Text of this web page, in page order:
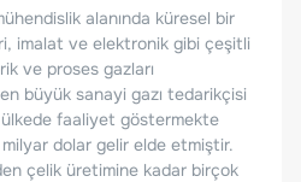
alanında küresel bir
imalat ve elektronik gibi çeşitli
ve proses gazları
büyük sanayi gazı tedarikçisi
faaliyet göstermekte
dolar gelir elde etmiştir.
çelik üretimine kadar birçok